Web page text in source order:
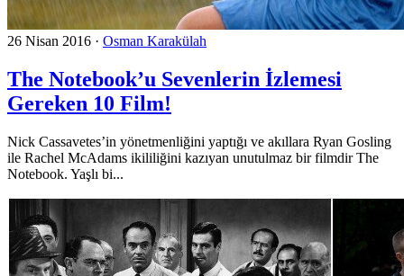
26 Nisan 2016 · Osman Karakülah
The Notebook’u Sevenlerin İzlemesi
Gereken 10 Film!
Nick Cassavetes’in yönetmenliğini yaptığı ve akıllara Ryan Gosling
ile Rachel McAdams ikililiğini kazıyan unutulmaz bir filmdir The
Notebook. Yaşlı bi...